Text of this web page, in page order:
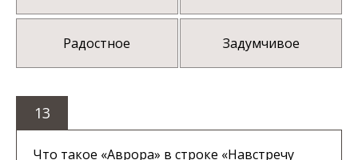
Радостное Задумчивое
13
Что такое «Аврора» в строке «Навстречу